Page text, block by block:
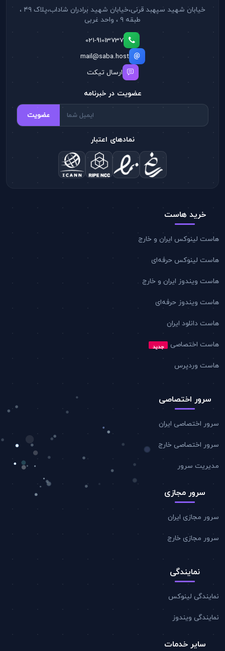
خرید هاست
هاست لینوکس ایران و خارج
هاست لینوکس حرفه‌ای
هاست ویندوز ایران و خارج
هاست ویندوز حرفه‌ای
هاست دانلود ایران
هاست اختصاصی جدید
هاست وردپرس
سرور اختصاصی
سرور اختصاصی ایران
سرور اختصاصی خارج
مدیریت سرور
سرور مجازی
سرور مجازی ایران
سرور مجازی خارج
نمایندگی
نمایندگی لینوکس
نمایندگی ویندوز
سایر خدمات
خیابان شهید سپهبد قرنی،خیابان شهید برادران شاداب،پلاک ۴۹ ،
طبقه ۹ ، واحد غربی
021-91013737
mail@saba.host
ارسال تیکت
عضویت در خبرنامه
عضویت
نمادهای اعتبار